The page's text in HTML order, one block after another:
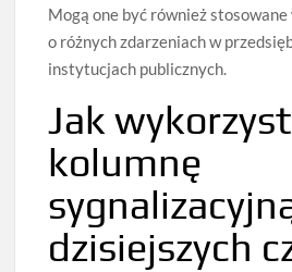
Mogą one być również
o różnych zdarzeniach w
instytucjach publicznych.
Jak
kolumnę
dzisiejszych